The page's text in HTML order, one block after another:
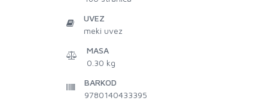
UVEZ
meki uvez
MASA
0.30 kg
BARKOD
9780140433395